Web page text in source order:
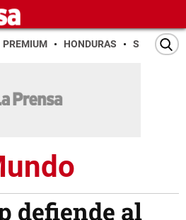
PREMIUM HONDURAS SAN PEDRO
defiende al